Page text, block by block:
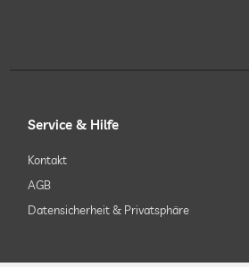
Service & Hilfe
Kontakt
AGB
Datensicherheit & Privatsphäre